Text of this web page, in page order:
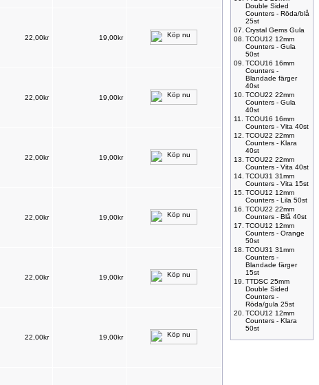
22,00kr 19,00kr
22,00kr 19,00kr
22,00kr 19,00kr
22,00kr 19,00kr
22,00kr 19,00kr
22,00kr 19,00kr
Double Sided
Counters - Röda/blå
25st
07. Crystal Gems Gula
08. TCOU12 12mm
Counters - Gula
50st
09. TCOU16 16mm
Counters -
Blandade färger
40st
10. TCOU22 22mm
Counters - Gula
40st
11.
TCOU16 16mm
Counters - Vita 40st
12. TCOU22 22mm
Counters - Klara
40st
13. TCOU22 22mm
Counters - Vita 40st
14. TCOU31 31mm
Counters - Vita 15st
15. TCOU12 12mm
Counters - Lila 50st
16. TCOU22 22mm
Counters - Blå 40st
17. TCOU12 12mm
Counters - Orange
50st
18. TCOU31 31mm
Counters -
Blandade färger
15st
19. TTDSC 25mm
Double Sided
Counters -
Röda/gula 25st
20. TCOU12 12mm
Counters - Klara
50st